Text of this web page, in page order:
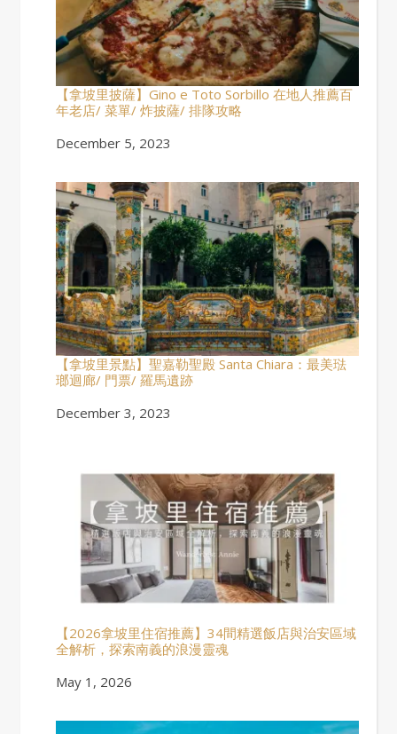
【拿坡里披薩】Gino e Toto Sorbillo 在地人推薦百
年老店/ 菜單/ 炸披薩/ 排隊攻略
Date
December 5, 2023
【拿坡里景點】聖嘉勒聖殿 Santa Chiara：最美琺
瑯迴廊/ 門票/ 羅馬遺跡
Date
December 3, 2023
【2026拿坡里住宿推薦】34間精選飯店與治安區域
全解析，探索南義的浪漫靈魂
Date
May 1, 2026